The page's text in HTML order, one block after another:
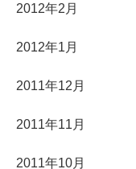
2012年2月
2012年1月
2011年12月
2011年11月
2011年10月